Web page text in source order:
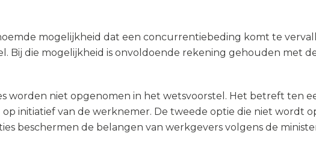
mogelijkheid dat een concurrentiebeding komt te
Bij die mogelijkheid is onvoldoende rekening gehouden met
worden niet opgenomen in het wetsvoorstel. Het betreft ten
initiatief van de werknemer. De tweede optie die niet wordt
beschermen de belangen van werkgevers volgens de